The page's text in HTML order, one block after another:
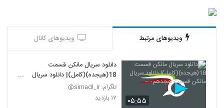
ویدیوهای مرتبط ویدیوهای کانال
۰۵:۵۵
دانلود سریال مانکن قسمت
18(هیجده)(کامل)| دانلود سریال
مانکن قسمت هجدهم- --
تلگرام: simadl_ir@
۱۷ بازدید